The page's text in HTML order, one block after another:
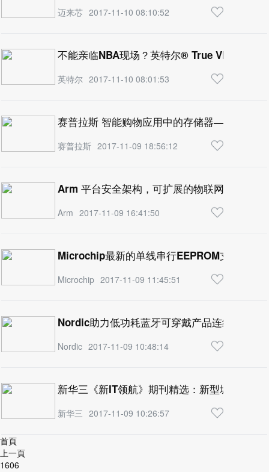
迈来芯 2017-11-10 08:10:52
不能亲临NBA现场？英特尔® True VR带你去
英特尔 2017-11-10 08:01:53
赛普拉斯 智能购物应用中的存储器——第三部
赛普拉斯 2017-11-09 18:56:12
Arm 平台安全架构，可扩展的物联网安全
Arm 2017-11-09 16:41:50
Microchip最新的单线串行EEPROM支持远端
Microchip 2017-11-09 11:45:51
Nordic助力低功耗蓝牙可穿戴产品连续测量、
Nordic 2017-11-09 10:48:14
新华三《新IT领航》期刊精选：新型城域网
新华三 2017-11-09 10:26:57
首頁
上一頁
1606